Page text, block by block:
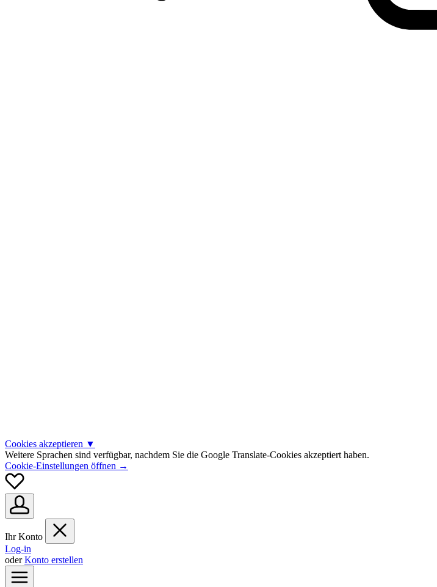
Cookies akzeptieren ▼
Weitere Sprachen sind verfügbar, nachdem Sie die Google Translate-Cookies akzeptiert haben.
Cookie-Einstellungen öffnen →
Ihr Konto
Log-in
oderKonto erstellen